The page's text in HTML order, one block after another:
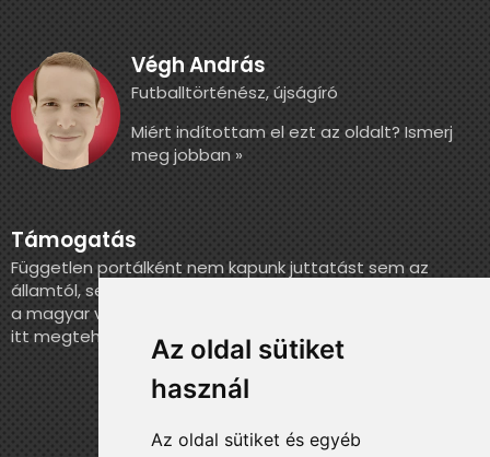
Az oldal sütiket
használ
Az oldal sütiket és egyéb
Végh András
Futballtörténész, újságíró
Miért indítottam el ezt az oldalt? Ismerj
meg jobban »
Támogatás
Független portálként nem kapunk juttatást sem az
államtól, sem más szervezettől. Ha szeretnél segíteni
a magyar válogatott történelmének feldolgozásában,
itt megteheted.